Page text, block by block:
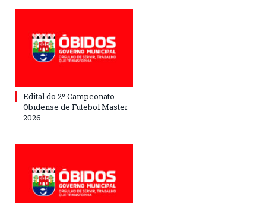
Edital do 2º Campeonato
Obidense de Futebol Master
2026